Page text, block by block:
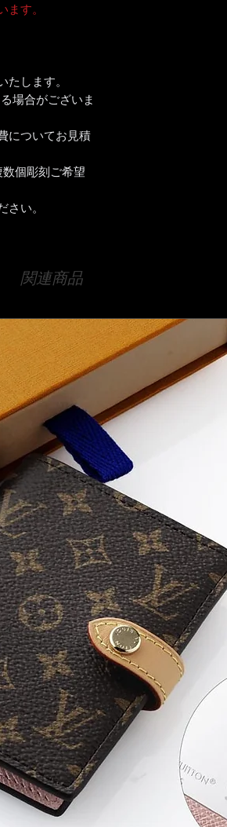
ます。
たします。
場合がございま
についてお見積
個彫刻ご希望
さい。
関連商品